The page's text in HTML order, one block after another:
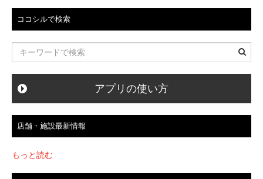
ー
シ
ョ
ン
ココシルで検索
アプリの使い方
店舗・施設最新情報
もっと読む